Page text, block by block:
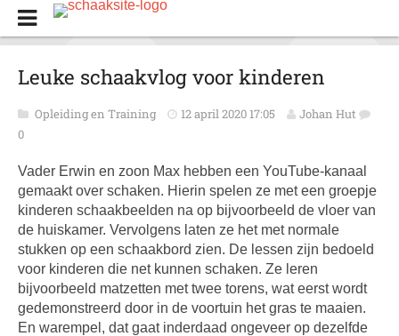
Leuke schaakvlog voor kinderen
Opleiding en Training 12 april 2020 17:05
Johan Hut
0
Vader Erwin en zoon Max hebben een YouTube-kanaal
gemaakt over schaken. Hierin spelen ze met een groepje
kinderen schaakbeelden na op bijvoorbeeld de vloer van
de huiskamer. Vervolgens laten ze het met normale
stukken op een schaakbord zien. De lessen zijn bedoeld
voor kinderen die net kunnen schaken. Ze leren
bijvoorbeeld matzetten met twee torens, wat eerst wordt
gedemonstreerd door in de voortuin het gras te maaien.
En warempel, dat gaat inderdaad ongeveer op dezelfde